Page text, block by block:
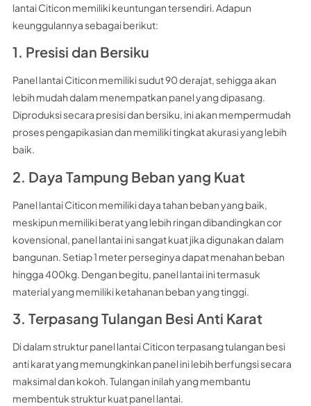
lantai Citicon memiliki keuntungan tersendiri. Adapun
keunggulannya sebagai berikut:
1. Presisi dan Bersiku
Panel lantai Citicon memiliki sudut 90 derajat, sehigga akan
lebih mudah dalam menempatkan panel yang dipasang.
Diproduksi secara presisi dan bersiku, ini akan mempermudah
proses pengapikasian dan memiliki tingkat akurasi yang lebih
baik.
2. Daya Tampung Beban yang Kuat
Panel lantai Citicon memiliki daya tahan beban yang baik,
meskipun memiliki berat yang lebih ringan dibandingkan cor
kovensional, panel lantai ini sangat kuat jika digunakan dalam
bangunan. Setiap 1 meter perseginya dapat menahan beban
hingga 400kg. Dengan begitu, panel lantai ini termasuk
material yang memiliki ketahanan beban yang tinggi.
3. Terpasang Tulangan Besi Anti Karat
Di dalam struktur panel lantai Citicon terpasang tulangan besi
anti karat yang memungkinkan panel ini lebih berfungsi secara
maksimal dan kokoh. Tulangan inilah yang membantu
membentuk struktur kuat panel lantai.